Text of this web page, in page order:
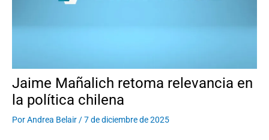
Jaime Mañalich retoma relevancia en
la política chilena
PorAndrea Belair /7 de diciembre de 2025